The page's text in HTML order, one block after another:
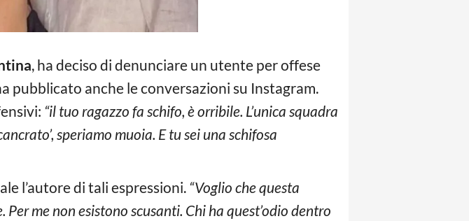
, ha deciso di denunciare un utente per offese
pubblicato anche le conversazioni su Instagram.
“il tuo ragazzo fa schifo, è orribile. L’unica squadra
speriamo muoia. E tu sei una schifosa
l’autore di tali espressioni. “Voglio che questa
me non esistono scusanti. Chi ha quest’odio dentro